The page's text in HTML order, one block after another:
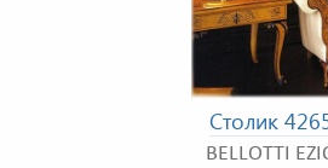
Столик
BELLOTTI